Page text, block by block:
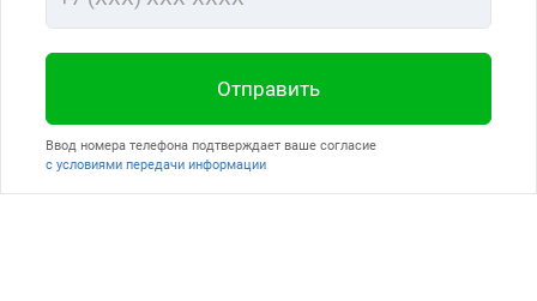
Ввод номера телефона подтверждает ваше согласие
с условиями передачи информации
Отправить